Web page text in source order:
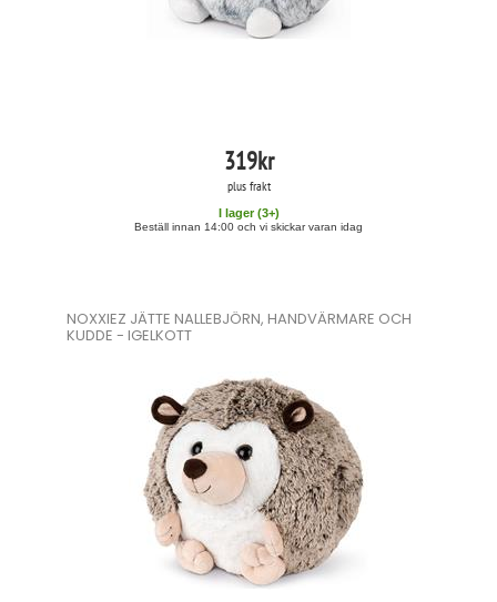
319kr
plus frakt
I lager (3+)
Beställ innan 14:00 och vi skickar varan idag
NOXXIEZ JÄTTE NALLEBJÖRN, HANDVÄRMARE OCH
KUDDE - IGELKOTT